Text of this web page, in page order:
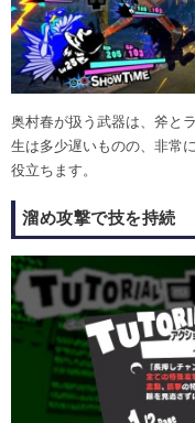
奥村春が扱う武器は、斧と
生は多少遅いものの、非常
役立ちます。
溜め攻撃で技を持続